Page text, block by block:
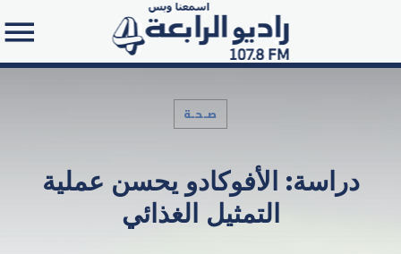
Search in the website:
صـحـة
دراسة: الأفوكادو يحسن عملية
التمثيل الغذائي